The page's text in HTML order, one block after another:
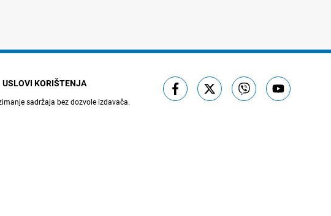
USLOVI KORIŠTENJA
sadržaja bez dozvole izdavača.